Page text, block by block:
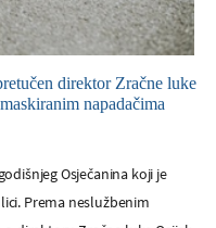
direktor Zračne luke
napadačima
Osječanina koji je
Prema neslužbenim